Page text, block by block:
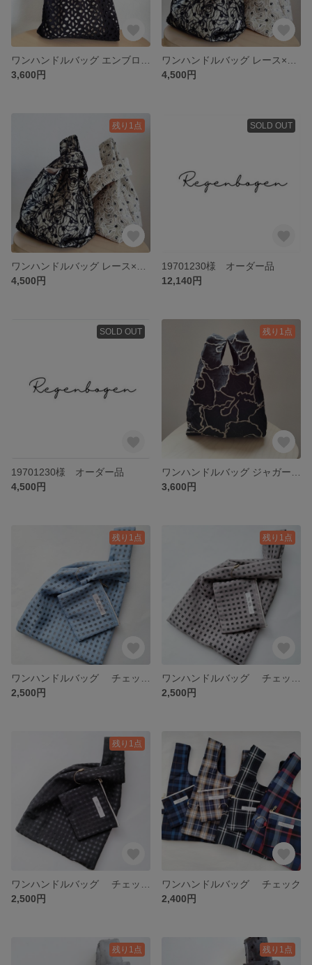
3,600円
4,500円
残り1点
4,500円
SOLD OUT
19701230様 オーダー品
12,140円
SOLD OUT
19701230様 オーダー品
4,500円
残り1点
3,600円
残り1点
2,500円
残り1点
2,500円
残り1点
2,500円
ワンハンドルバッグ チェック
2,400円
残り1点 残り1点